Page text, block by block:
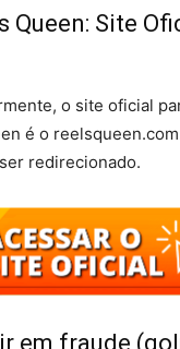
Queen: Site
o site oficial
é o
redirecionado.
em fraude